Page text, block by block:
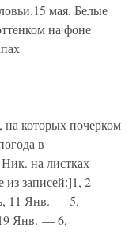
мая. Белые
на фоне
на которых почерком
в
на листках
записей:]1, 2
11 Янв. — 5,
Янв. — 6,